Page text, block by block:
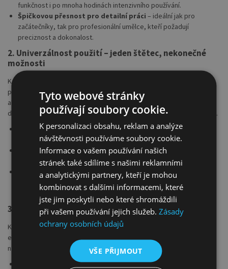
funkčnost i po mnoha hodinách intenzivního používání.
Špičkovou přesnost pro detailní práci – ideální jak pro
začátečníky, tak pro profesionální umělce, kteří požadují
preciznost a dokonalost.
2. Univerzálnost použití – jeden štětec, nekonečné
možnosti
Kolibri štětec série 88SKI je univerzální nástroj, který se skvěle hodí
pro různé malířské techniky a styly. Tento štětec zvládá nejen
akvarelové barvy, ale i tempery a další média. Ať už tvoříte jemné
detaily nebo silné tahy plné emocí, Kolibri štětec vás nikdy nezklame.
Perfektní na detaily– díky kulatému tvaru a jemné špičce
budete schopni dosáhnout dokonalé přesnosti.
Ideální na akvarel a tempery– zajišťuje výbornou kontrolu nad
tokem barvy a konzistencí při práci s různými médii.
Vhodný pro hobby i profesionální umění
– ať už jste nadšený
amatér, nebo zkušený mistr, tento štětec bude vaším věrným
nástrojem.
3. Elegantní design a komfort při práci
Kolibri štětec série 88SKI nejenže vyniká výkonem, ale i svým
elegantním a pohodlným designem. Jeho tvar a konstrukce byly
navrženy s ohledem na pohodlí a dlouhotrvající užívání:
Bezešvé stříbrné kování– poskytuje dlouhou životnost a
Tyto webové stránky
používají soubory cookie.
K personalizaci obsahu, reklam a analýze
návštěvnosti používáme soubory cookie.
Informace o vašem používání našich
stránek také sdílíme s našimi reklamními
a analytickými partnery, kteří je mohou
kombinovat s dalšími informacemi, které
jste jim poskytli nebo které shromáždili
při vašem používání jejich služeb.Zásady
ochrany osobních údajů
VŠE PŘIJMOUT